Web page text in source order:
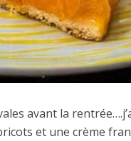
avant la
et une crème